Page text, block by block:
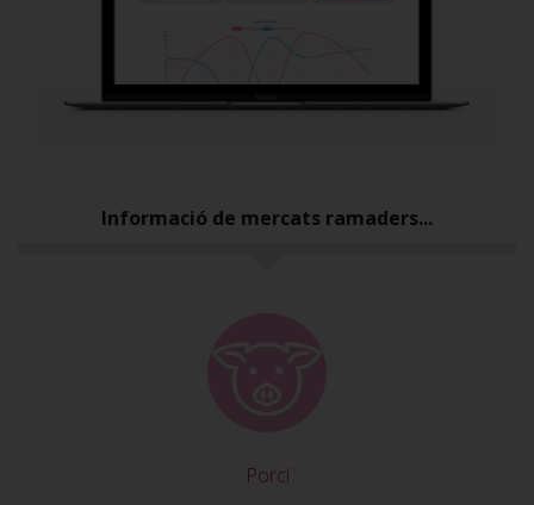
Informació de mercats ramaders...
Porcí